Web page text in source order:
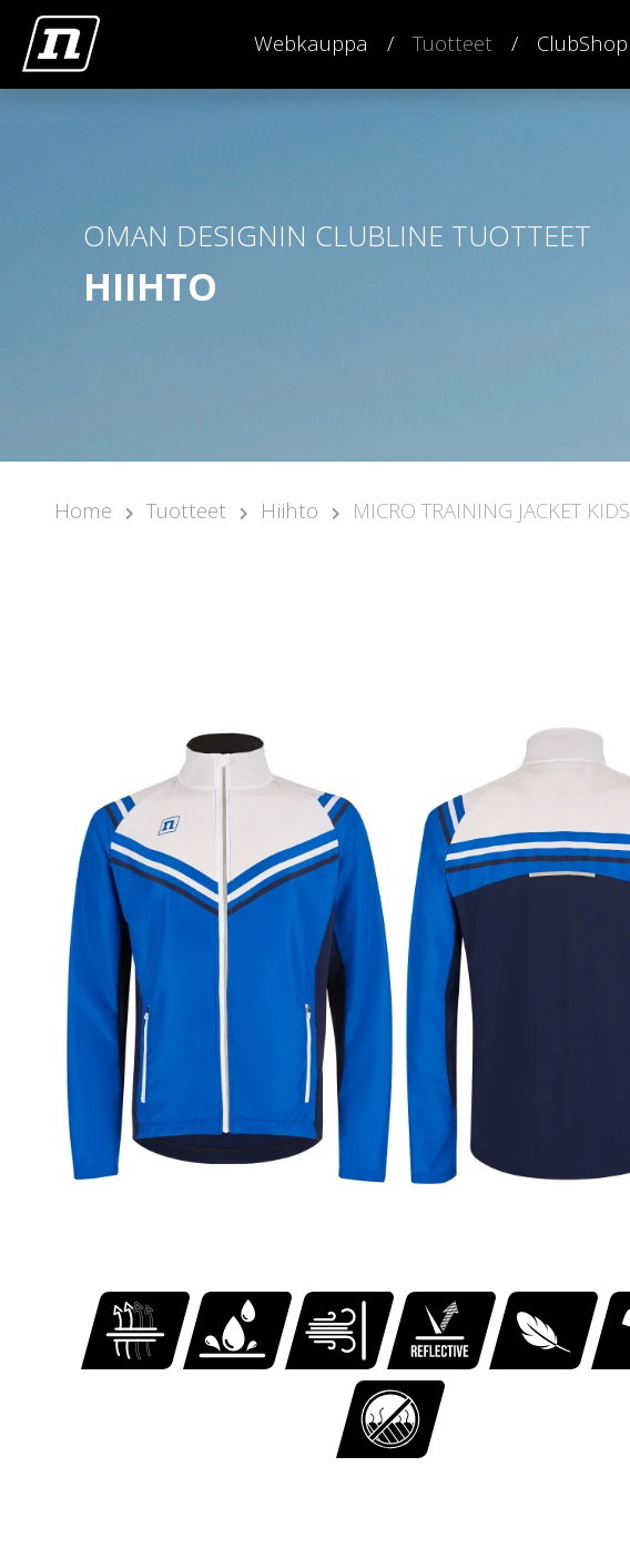
Webkauppa Tuotteet ClubShop
OMAN DESIGNIN CLUBLINE TUOTTEET
HIIHTO
Home Tuotteet Hiihto MICRO TRAINING JACKET KIDS